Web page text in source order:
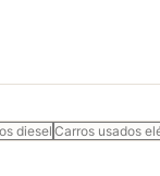
dieselCarros usados